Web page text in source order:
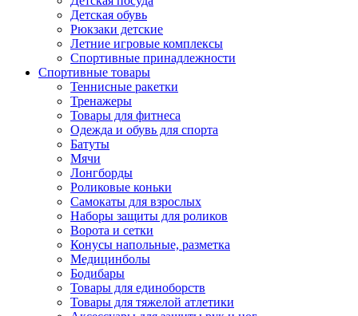
Детская обувь
Рюкзаки детские
Летние игровые комплексы
Спортивные принадлежности
Спортивные товары
Теннисные ракетки
Тренажеры
Товары для фитнеса
Одежда и обувь для спорта
Батуты
Мячи
Лонгборды
Роликовые коньки
Самокаты для взрослых
Наборы защиты для роликов
Ворота и сетки
Конусы напольные, разметка
Медицинболы
Бодибары
Товары для единоборств
Товары для тяжелой атлетики